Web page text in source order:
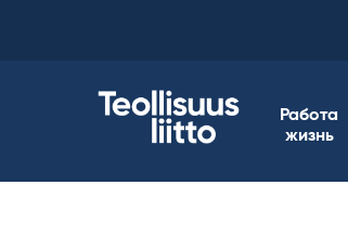
Работа
жизнь